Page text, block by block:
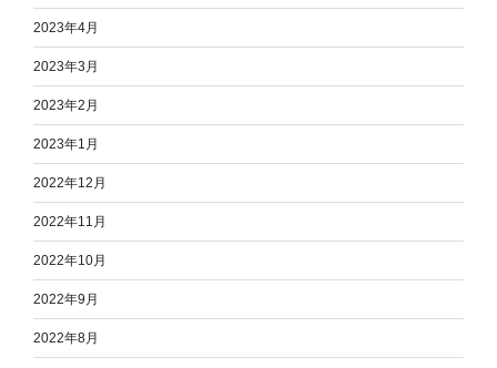
2023年4月
2023年3月
2023年2月
2023年1月
2022年12月
2022年11月
2022年10月
2022年9月
2022年8月